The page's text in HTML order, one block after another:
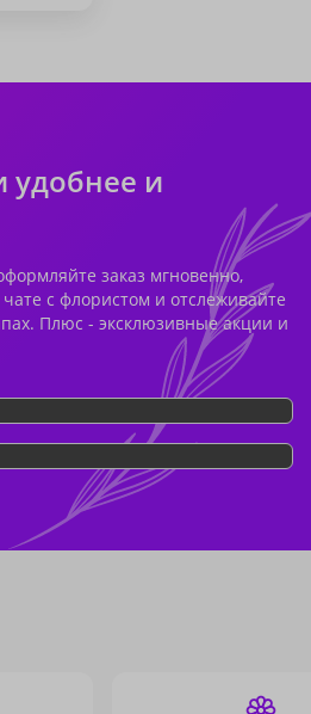
удобнее и
заказ мгновенно,
с флористом и отслеживайте
Плюс - эксклюзивные акции и